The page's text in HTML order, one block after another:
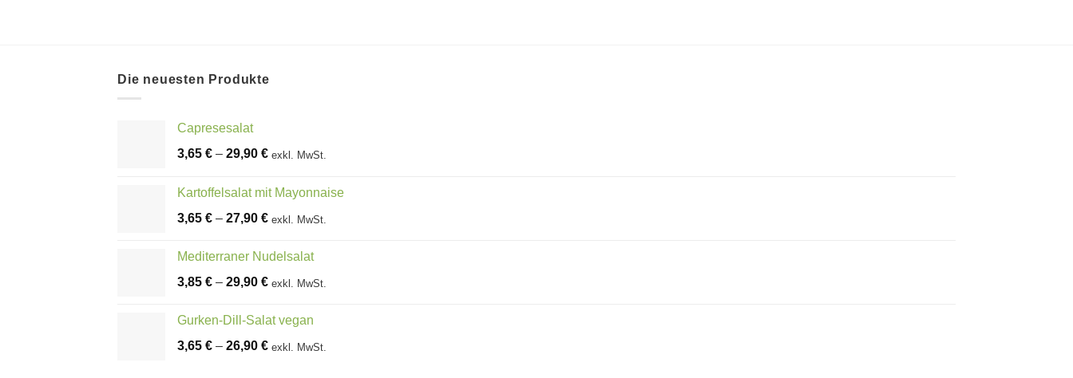
Die neuesten Produkte
Capresesalat
3,65 € – 29,90 € exkl. MwSt.
Kartoffelsalat mit Mayonnaise
3,65 € – 27,90 € exkl. MwSt.
Mediterraner Nudelsalat
3,85 € – 29,90 € exkl. MwSt.
Gurken-Dill-Salat vegan
3,65 € – 26,90 € exkl. MwSt.